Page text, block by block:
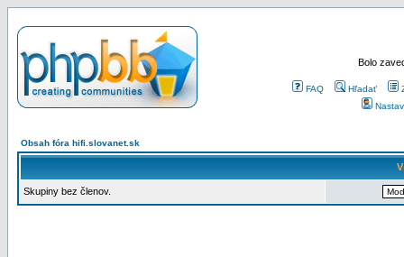
Bolo
FAQ Hľadať
Obsah fóra hifi.slovanet.sk
Skupiny bez členov.